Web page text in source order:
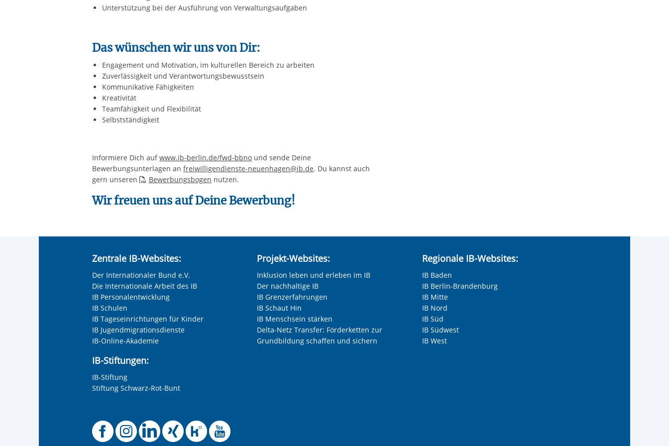
Unterstützung bei der Ausführung von Verwaltungsaufgaben
Das wünschen wir uns von Dir:
Engagement und Motivation, im kulturellen Bereich zu arbeiten
Zuverlässigkeit und Verantwortungsbewusstsein
Kommunikative Fähigkeiten
Kreativität
Teamfähigkeit und Flexibilität
Selbstständigkeit
Informiere Dich aufwww.ib-berlin.de/fwd-bbno und sende Deine
Bewerbungsunterlagen anfreiwilligendienste-neuenhagen@ib.de. Du kannst auch
gern unseren
Bewerbungsbogen nutzen.
Wir freuen uns auf Deine Bewerbung!
Zentrale IB-Websites:
Der Internationaler Bund e.V.
Die Internationale Arbeit des IB
IB Personalentwicklung
IB Schulen
IB Tageseinrichtungen für Kinder
IB Jugendmigrationsdienste
IB-Online-Akademie
IB-Stiftungen:
IB-Stiftung
Stiftung Schwarz-Rot-Bunt
Projekt-Websites:
Inklusion leben und erleben im IB
Der nachhaltige IB
IB Grenzerfahrungen
IB Schaut Hin
IB Menschsein stärken
Delta-Netz Transfer: Förderketten zur
Grundbildung schaffen und sichern
Regionale IB-Websites:
IB Baden
IB Berlin-Brandenburg
IB Mitte
IB Nord
IB Süd
IB Südwest
IB West
Offizielle Facebook-Seite der IB-Freiwilligendienste
Offizielle Instagram-Seite des Internationalen Bund
Offizielle LinkedIn-Seite des Internationalen Bund
Offizielle Xing-Seite des Internationalen Bund
Offizielle Kununu-Seite des Internationalen